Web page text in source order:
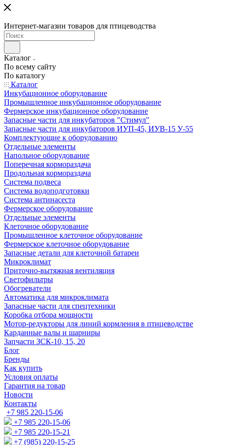
Интернет-магазин товаров для птицеводства
Каталог
По всему сайту
По каталогу
Каталог
Инкубационное оборудование
Промышленное инкубационное оборудование
Фермерское инкубационное оборудование
Запасные части для инкубаторов "Стимул"
Запасные части для инкубаторов ИУП-45, ИУВ-15 У-55
Комплектующие к оборудованию
Отдельные элементы
Напольное оборудование
Поперечная кормораздача
Продольная кормораздача
Система подвеса
Система водоподготовки
Система антинасеста
Фермерское оборудование
Отдельные элементы
Клеточное оборудование
Промышленное клеточное оборудование
Фермерское клеточное оборудование
Запасные детали для клеточной батареи
Микроклимат
Приточно-вытяжная вентиляция
Светофильтры
Обогреватели
Автоматика для микроклимата
Запасные части для спецтехники
Коробка отбора мощности
Мотор-редукторы для линий кормления в птицеводстве
Карданные валы и шарниры
Запчасти ЗСК-10, 15, 20
Блог
Бренды
Как купить
Условия оплаты
Гарантия на товар
Новости
Контакты
+7 985 220-15-06
+7 985 220-15-06
+7 985 220-15-21
+7 (985) 220-15-25